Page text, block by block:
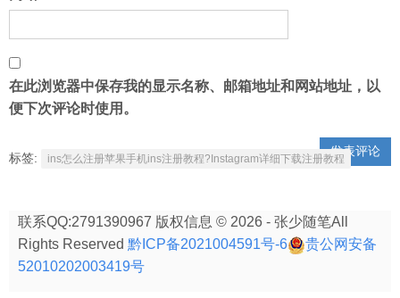
标签: ins怎么注册苹果手机ins注册教程?Instagram详细下载注册教程
在此浏览器中保存我的显示名称、邮箱地址和网站地址，以
便下次评论时使用。
联系QQ:2791390967 版权信息 © 2026 - 张少随笔All
Rights Reserved 黔ICP备2021004591号-6
贵公网安备
52010202003419号